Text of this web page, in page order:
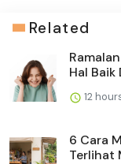
Related
Hal
12
6 Cara
Terlihat